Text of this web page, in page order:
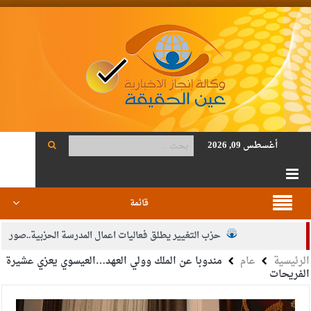
أغسطس 09, 2026
قائمة
حزب التغيير يطلق فعاليات اعمال المدرسة الحزبية..صور
الجيش يفتح باب التجنيد لحملة البكالوريوس في الحقوق والقانون
الرئيسية عام مندوبا عن الملك وولي العهد…العيسوي يعزي عشيرة
الفريحات